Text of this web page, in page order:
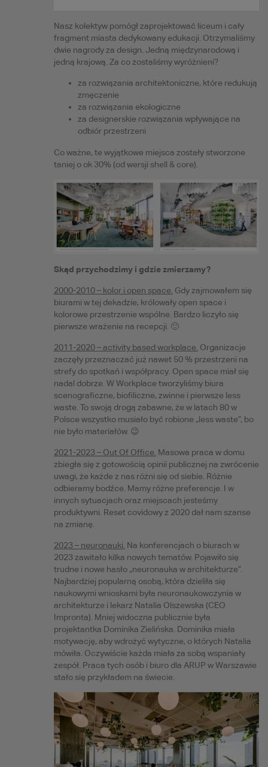
Nasz kolektyw pomógł zaprojektować liceum i cały
fragment miasta dedykowany edukacji. Otrzymaliśmy
dwie nagrody za design. Jedną międzynarodową i
jedną krajową. Za co zostaliśmy wyróżnieni?
za rozwiązania architektoniczne, które redukują
zmęczenie
za rozwiązania ekologiczne
za designerskie rozwiązania wpływające na
odbiór przestrzeni
Co ważne, te wyjątkowe miejsca zostały stworzone
taniej o ok 30% (od wersji shell & core).
Skąd przychodzimy i gdzie zmierzamy?
2000-2010 – kolor i open space. Gdy zajmowałem się
biurami w tej dekadzie, królowały open space i
kolorowe przestrzenie wspólne. Bardzo liczyło się
pierwsze wrażenie na recepcji. 🙂
2011-2020 – activity based workplace. Organizacje
zaczęły przeznaczać już nawet 50 % przestrzeni na
strefy do spotkań i współpracy. Open space miał się
nadal dobrze. W Workplace tworzyliśmy biura
scenograficzne, biofiliczne, zwinne i pierwsze less
waste. To swoją drogą zabawne, że w latach 80 w
Polsce wszystko musiało być robione „less waste”, bo
nie było materiałów. 😉
2021-2023 – Out Of Office. Masowa praca w domu
zbiegła się z gotowością opinii publicznej na zwrócenie
uwagi, że każde z nas różni się od siebie. Różnie
odbieramy bodźce. Mamy różne preferencje. I w
innych sytuacjach oraz miejscach jesteśmy
produktywni. Reset covidowy z 2020 dał nam szanse
na zmianę.
2023 – neuronauki. Na konferencjach o biurach w
2023 zawitało kilka nowych tematów. Pojawiło się
trudne i nowe hasło „neuronauka w architekturze”.
Najbardziej popularną osobą, która dzieliła się
naukowymi wnioskami była neuronaukowczynia w
architekturze i lekarz Natalia Olszewska (CEO
Impronta). Mniej widoczna publicznie była
projektantka Dominika Zielińska. Dominika miała
motywację, aby wdrożyć wytyczne, o których Natalia
mówiła. Oczywiście każda miała za sobą wspaniały
zespół. Praca tych osób i biuro dla ARUP w Warszawie
stało się przykładem na świecie.